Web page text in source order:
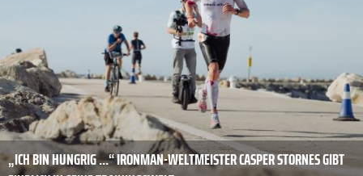
„ICH BIN HUNGRIG ...“ IRONMAN-WELTMEISTER CASPER STORNES GIBT